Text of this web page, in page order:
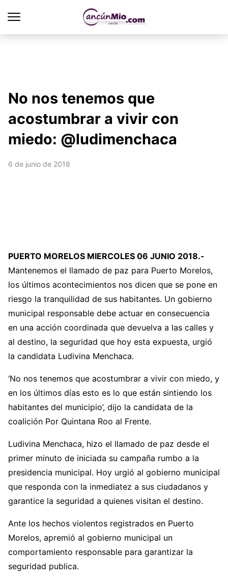
No nos tenemos que
acostumbrar a vivir con
miedo: @ludimenchaca
6 de junio de 2018
PUERTO MORELOS MIERCOLES 06 JUNIO 2018.-
Mantenemos el llamado de paz para Puerto Morelos,
los últimos acontecimientos nos dicen que se pone en
riesgo la tranquilidad de sus habitantes. Un gobierno
municipal responsable debe actuar en consecuencia
en una acción coordinada que devuelva a las calles y
al destino, la seguridad que hoy esta expuesta, urgió
la candidata Ludivina Menchaca.
‘No nos tenemos que acostumbrar a vivir con miedo, y
en los últimos días esto es lo que están sintiendo los
habitantes del municipio’, dijo la candidata de la
coalición Por Quintana Roo al Frente.
Ludivina Menchaca, hizo el llamado de paz desde el
primer minuto de iniciada su campaña rumbo a la
presidencia municipal. Hoy urgió al gobierno municipal
que responda con la inmediatez a sus ciudadanos y
garantice la seguridad a quienes visitan el destino.
Ante los hechos violentos registrados en Puerto
Morelos, apremió al gobierno municipal un
comportamiento responsable para garantizar la
seguridad publica.